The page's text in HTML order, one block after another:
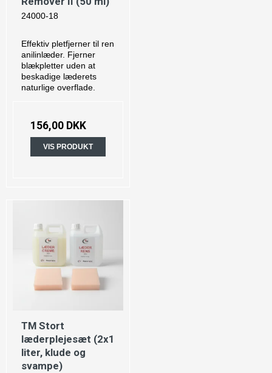
24000-18
Effektiv pletfjerner til ren
anilinlæder. Fjerner
blækpletter uden at
beskadige læderets
naturlige overflade.
156,00 DKK
VIS PRODUKT
TM Stort
læderplejesæt (2x1
liter, klude og
svampe)